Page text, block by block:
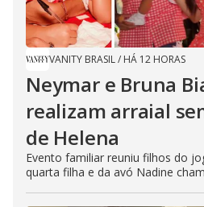
VANITY BRASIL/ HÁ 12 HORAS
Neymar e Bruna
realizam arraial
de Helena
Evento familiar reuniu filhos do
quarta filha e da avó Nadine